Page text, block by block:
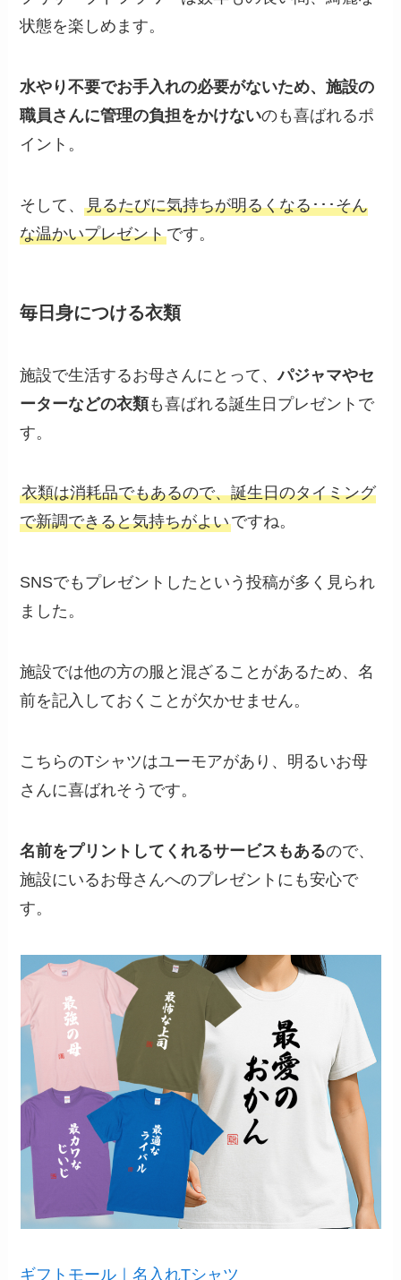
状態を楽しめます。
水やり不要でお手入れの必要がないため、施設の
職員さんに管理の負担をかけないのも喜ばれるポ
イント。
そして、見るたびに気持ちが明るくなる･･･そん
な温かいプレゼントです。
毎日身につける衣類
施設で生活するお母さんにとって、パジャマやセ
ーターなどの衣類も喜ばれる誕生日プレゼントで
す。
衣類は消耗品でもあるので、誕生日のタイミング
で新調できると気持ちがよいですね。
SNSでもプレゼントしたという投稿が多く見られ
ました。
施設では他の方の服と混ざることがあるため、名
前を記入しておくことが欠かせません。
こちらのTシャツはユーモアがあり、明るいお母
さんに喜ばれそうです。
名前をプリントしてくれるサービスもあるので、
施設にいるお母さんへのプレゼントにも安心で
す。
ギフトモール｜名入れTシャツ